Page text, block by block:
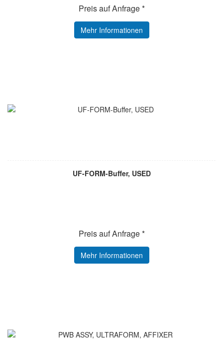
Preis auf Anfrage *
Mehr Informationen
UF-FORM-Buffer, USED
Preis auf Anfrage *
Mehr Informationen